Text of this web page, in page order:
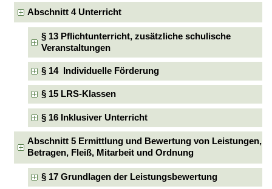
Abschnitt 4 Unterricht
§ 13 Pflichtunterricht, zusätzliche schulische
Veranstaltungen
§ 14 Individuelle Förderung
§ 15 LRS-Klassen
§ 16 Inklusiver Unterricht
Abschnitt 5 Ermittlung und Bewertung von Leistungen,
Betragen, Fleiß, Mitarbeit und Ordnung
§ 17 Grundlagen der Leistungsbewertung